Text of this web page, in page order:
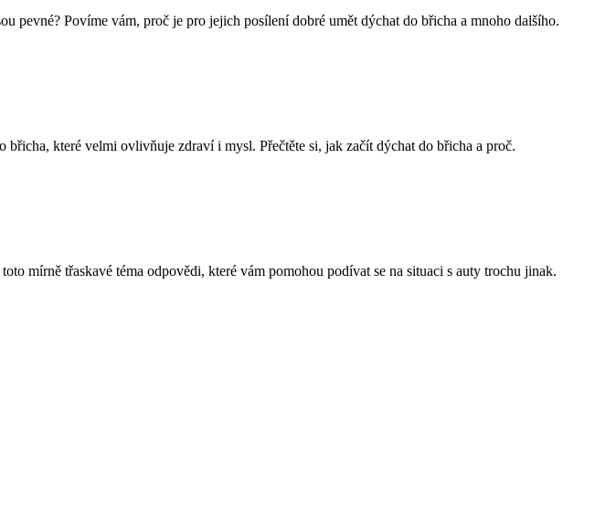
pevné? Povíme vám, proč je pro jejich posílení dobré umět dýchat do břicha a mnoho dalšího.
které velmi ovlivňuje zdraví i mysl. Přečtěte si, jak začít dýchat do břicha a proč.
mírně třaskavé téma odpovědi, které vám pomohou podívat se na situaci s auty trochu jinak.